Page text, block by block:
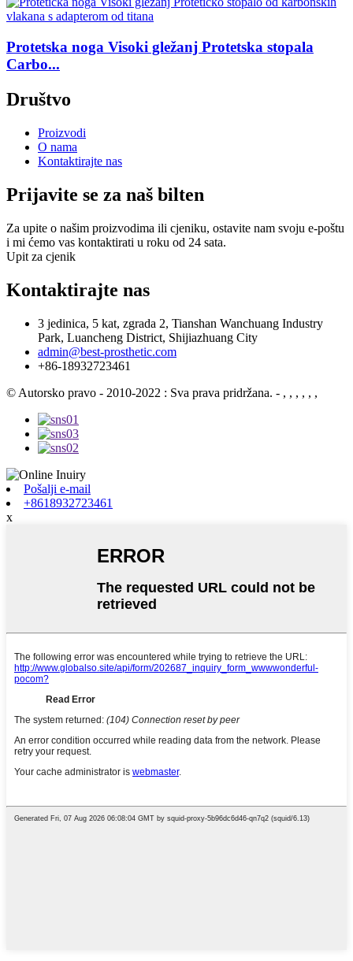
Protetska noga Visoki gležanj Protetska stopala
Carbo...
Društvo
Proizvodi
O nama
Kontaktirajte nas
Prijavite se za naš bilten
Za upite o našim proizvodima ili cjeniku, ostavite nam svoju e-poštu
i mi ćemo vas kontaktirati u roku od 24 sata.
Upit za cjenik
Kontaktirajte nas
3 jedinica, 5 kat, zgrada 2, Tianshan Wanchuang Industry
Park, Luancheng District, Shijiazhuang City
admin@best-prosthetic.com
+86-18932723461
© Autorsko pravo - 2010-2022 : Sva prava pridržana. - , , , , , ,
Pošalji e-mail
+8618932723461
x